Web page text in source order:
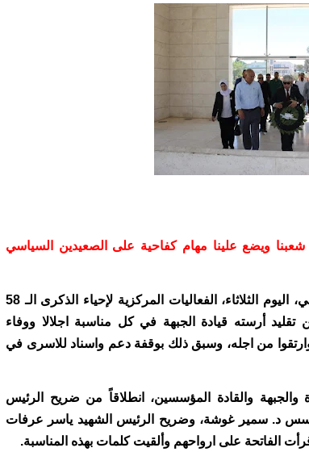
ويضع علينا مهام كفاحية على الصعيدين السياسي
رام الله/ أطلقت جبهة النضال الشعبي الفلسطيني، اليوم الثلاثاء، الفعاليات المركزية لإحياء الذكرى الـ 58
أرسته قيادة الجبهة في كل مناسبة اجلالا ووفاء
وارتقوا من اجله، وسبق ذلك بوقفة دعم واسناد للاسرى في
والجبهة والقادة المؤسسين، انطلاقاً من ضريح الرئيس
د. سمير غوشة، وضريح الرئيس الشهيد ياسر عرفات
الفاتحة على ارواحهم وألقيت كلمات بهذه المناسبة.